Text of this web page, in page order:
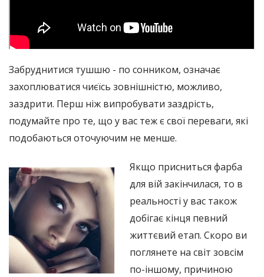
Забруднитися тушшю - по сонником, означає
захоплюватися чиєїсь зовнішністю, можливо,
заздрити. Перш ніж випробувати заздрість,
подумайте про те, що у вас теж є свої переваги, які
подобаються оточуючим не менше.
Якщо присниться фарба
для вій закінчилася, то в
реальності у вас також
добігає кінця певний
життєвий етап. Скоро ви
поглянете на світ зовсім
по-іншому, причиною